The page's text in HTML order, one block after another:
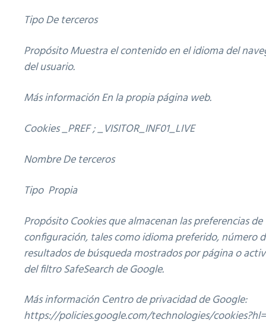
Tipo De terceros
Propósito Muestra el contenido en el idioma del
del usuario.
Más información En la propia página web.
Cookies_PREF ; _VISITOR_INF01_LIVE
Nombre De terceros
Tipo Propia
Propósito Cookies que almacenan las preferencias de
configuración, tales como idioma preferido, número
resultados de búsqueda mostrados por página o
del filtro SafeSearch de Google.
Más información Centro de privacidad de Google:
https://policies.google.com/technologies/